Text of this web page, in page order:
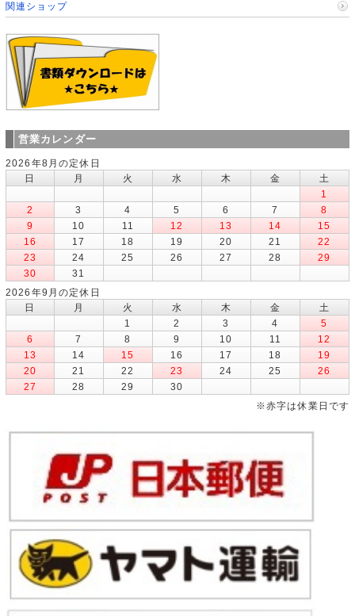
関連ショップ
営業カレンダー
2026年8月の定休日
日
月 火 水 木 金
土
1
2
3 4 5 6 7
8
9
10 11 12 13 14
15
16
17 18 19 20 21
22
23
24 25 26 27 28
29
30
31
2026年9月の定休日
日
月 火 水 木 金
土
1
2 3 4
5
6
7 8 9 10 11
12
13
14 15 16 17 18
19
20
21 22 23 24 25
26
27
28 29
30
※赤字は休業日です